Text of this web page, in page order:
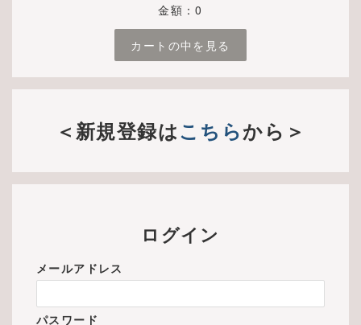
金額：0
カートの中を見る
＜新規登録はこちらから＞
ログイン
メールアドレス
パスワード